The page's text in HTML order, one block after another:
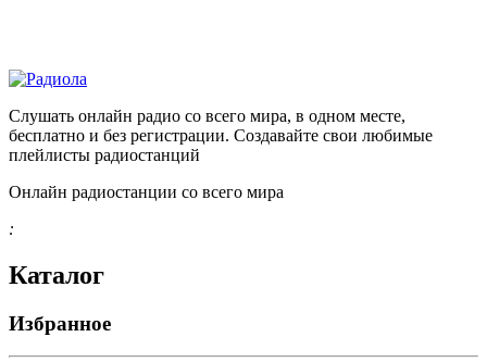
Слушать онлайн радио со всего мира, в одном месте,
бесплатно и без регистрации. Создавайте свои любимые
плейлисты радиостанций
Онлайн радиостанции со всего мира
:
Каталог
Избранное